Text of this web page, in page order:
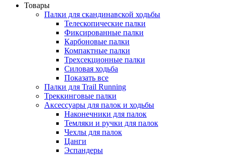
Товары
Палки для скандинавской ходьбы
Телескопические палки
Фиксированные палки
Карбоновые палки
Компактные палки
Трехсекционные палки
Силовая ходьба
Показать все
Палки для Trail Running
Треккинговые палки
Аксессуары для палок и ходьбы
Наконечники для палок
Темляки и ручки для палок
Чехлы для палок
Цанги
Эспандеры